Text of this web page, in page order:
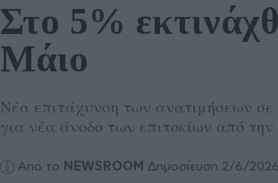
Στο 5%
Μάιο
Νέα επιτάχυνση των ανατιμήσεων
για νέα άνοδο των επιτοκίων από
Από το NEWSROOM Δημοσίευση 2/6/2026